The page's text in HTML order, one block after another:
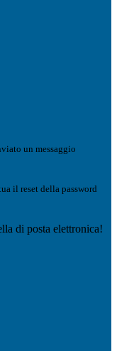
un messaggio
il reset della password
di posta elettronica!